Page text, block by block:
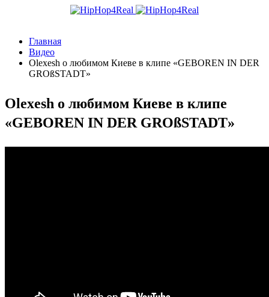
Главная
Видео
Olexesh о любимом Киеве в клипе «GEBOREN IN DER
GROßSTADT»
Olexesh о любимом Киеве в клипе
«GEBOREN IN DER GROßSTADT»